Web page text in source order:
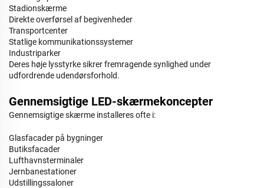
Stadionskærme
Direkte overførsel af begivenheder
Transportcenter
Statlige kommunikationssystemer
Industriparker
Deres høje lysstyrke sikrer fremragende synlighed under
udfordrende udendørsforhold.
Gennemsigtige LED-skærmekoncepter
Gennemsigtige skærme installeres ofte i:
Glasfacader på bygninger
Butiksfacader
Lufthavnsterminaler
Jernbanestationer
Udstillingssaloner